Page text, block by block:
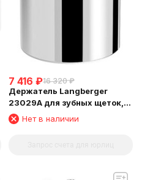
7 416 ₽16 320 ₽
Держатель Langberger
23029A для зубных щеток,
стеклянный стакан,
настольный
Нет в наличии